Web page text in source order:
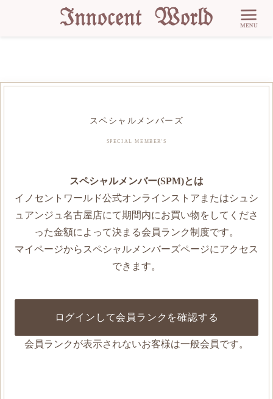
スペシャルメンバーズ
SPECIAL MEMBER'S
スペシャルメンバー(SPM)とは
イノセントワールド公式オンラインストアまたはシュシ
ュアンジュ名古屋店にて期間内にお買い物をしてくださ
った金額によって決まる会員ランク制度です。
マイページからスペシャルメンバーズページにアクセス
できます。
ログインして会員ランクを確認する
会員ランクが表示されないお客様は一般会員です。